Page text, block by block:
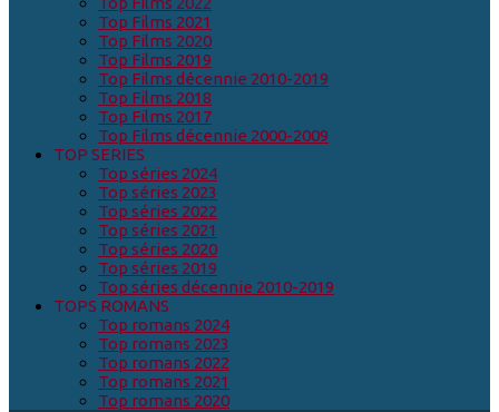
Top Films 2021
Top Films 2020
Top Films 2019
Top Films décennie 2010-2019
Top Films 2018
Top Films 2017
Top Films décennie 2000-2009
TOP SERIES
Top séries 2024
Top séries 2023
Top séries 2022
Top séries 2021
Top séries 2020
Top séries 2019
Top séries décennie 2010-2019
TOPS ROMANS
Top romans 2024
Top romans 2023
Top romans 2022
Top romans 2021
Top romans 2020